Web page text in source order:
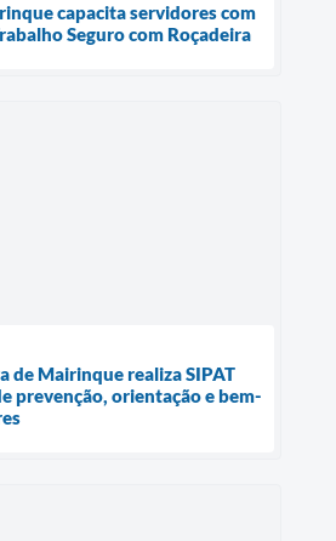
capacita servidores com
Seguro com Roçadeira
de Mairinque realiza SIPAT
prevenção, orientação e bem-